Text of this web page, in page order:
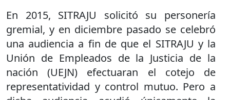
En 2015, SITRAJU solicitó su personería
gremial, y en diciembre pasado se celebró
una audiencia a fin de que el SITRAJU y la
Unión de Empleados de la Justicia de la
nación (UEJN) efectuaran el cotejo de
representatividad y control mutuo. Pero a